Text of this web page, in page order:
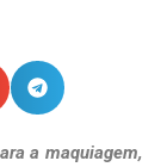
a maquiagem,